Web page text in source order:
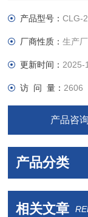
产品型号：CLG-
厂商性质：生产
更新时间： 2025-
访 问 量： 2606
产品咨询
产品分类
相关文章